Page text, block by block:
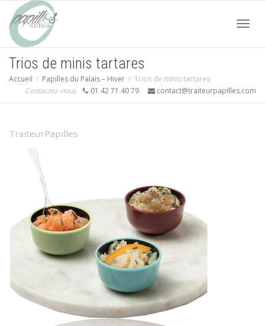
Trios de minis tartares
Accueil Papilles du Palais – Hiver
Trios de minis tartares
Contactez-nous
01 42 71 40 79 contact@traiteurpapilles.com
TraiteurPapilles